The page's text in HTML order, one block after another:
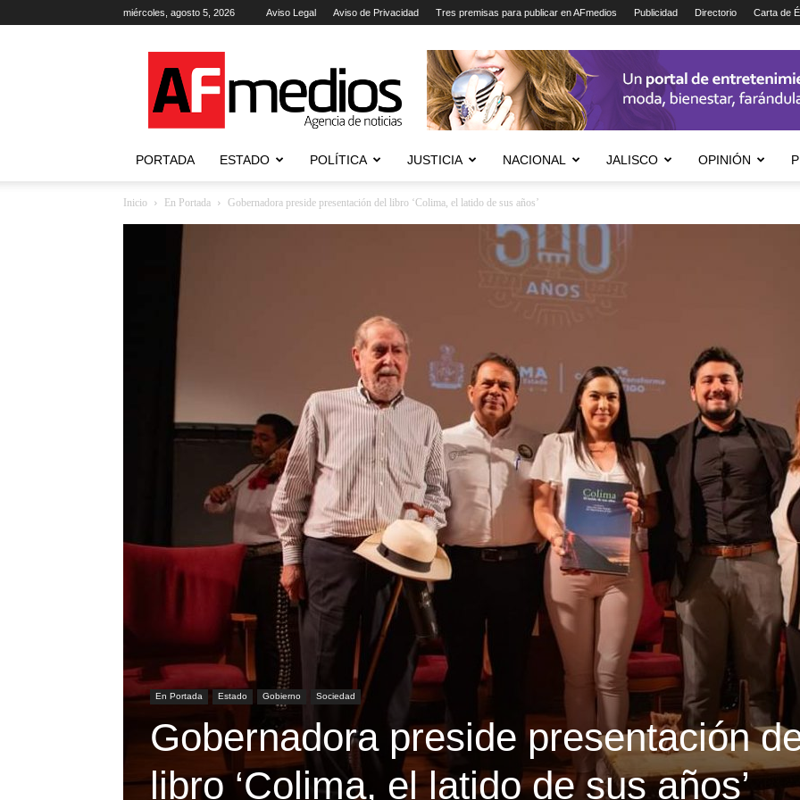
miércoles, agosto 5, 2026 Aviso Legal Aviso de Privacidad Tres premisas para publicar en AFmedios Publicidad Directorio Carta de
Agencia
de
Noticias
PORTADA ESTADO POLÍTICA JUSTICIA NACIONAL JALISCO OPINIÓN
Inicio En Portada Gobernadora preside presentación del libro ‘Colima, el latido de sus años’
En Portada Estado Gobierno Sociedad
Gobernadora preside presentación
libro ‘Colima, el latido de sus años’